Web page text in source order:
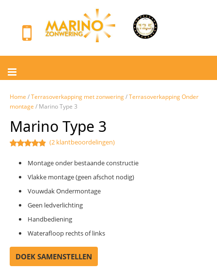
Home /Terrasoverkapping met zonwering/Terrasoverkapping Onder
montage / Marino Type 3
Marino Type 3
Gewaardeerd
op
2
klant
waarderingen
(2 klantbeoordelingen)
Montage onder bestaande constructie
Vlakke montage (geen afschot nodig)
Vouwdak Ondermontage
Geen ledverlichting
Handbediening
Waterafloop rechts of links
DOEK SAMENSTELLEN